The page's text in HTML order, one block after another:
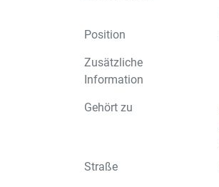
Position
Zusätzliche
Information
Gehört zu
Straße